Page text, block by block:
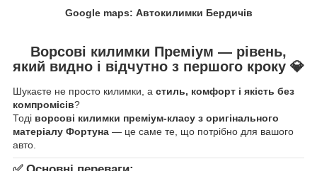
Google maps: Автокилимки Бердичів
Ворсові килимки Преміум — рівень,
який видно і відчутно з першого кроку 💎
Шукаєте не просто килимки, а стиль, комфорт і якість без
компромісів?
Тоді ворсові килимки преміум-класу з оригінального
матеріалу Фортуна — це саме те, що потрібно для вашого
авто.